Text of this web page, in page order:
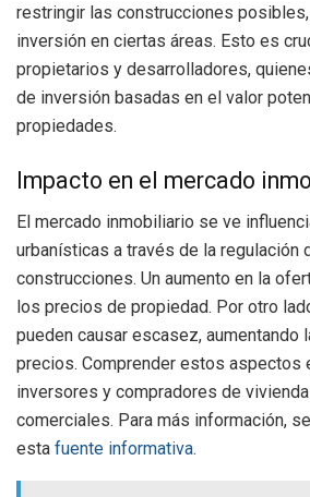
restringir las construcciones
inversión en ciertas áreas. Esto es
propietarios y desarrolladores,
de inversión basadas en el valor
propiedades.
Impacto en el mercado
El mercado inmobiliario se ve
urbanísticas a través de la regulación
construcciones. Un aumento en la
los precios de propiedad. Por otro
pueden causar escasez, aumentando
precios. Comprender estos aspectos
inversores y compradores de
comerciales. Para más información,
esta fuente informativa.